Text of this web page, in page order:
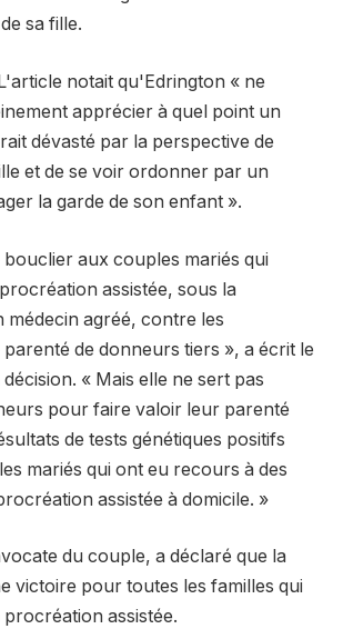
sa fille.
notait qu'Edrington « ne
apprécier à quel point un
dévasté par la perspective de
et de se voir ordonner par un
la garde de son enfant ».
bouclier aux couples mariés qui
assistée, sous la
médecin agréé, contre les
de donneurs tiers », a écrit le
« Mais elle ne sert pas
pour faire valoir leur parenté
de tests génétiques positifs
mariés qui ont eu recours à des
assistée à domicile. »
du couple, a déclaré que la
victoire pour toutes les familles qui
assistée.